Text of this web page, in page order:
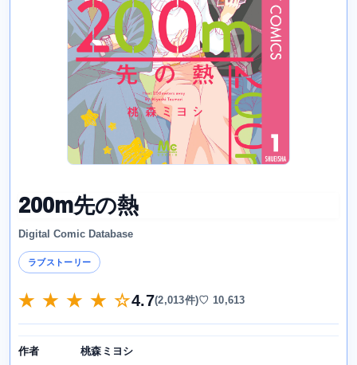
200m先の熱
Digital Comic Database
ラブストーリー
★ ★ ★ ★ ☆4.7(2,013件)♡ 10,613
作者 桃森ミヨシ